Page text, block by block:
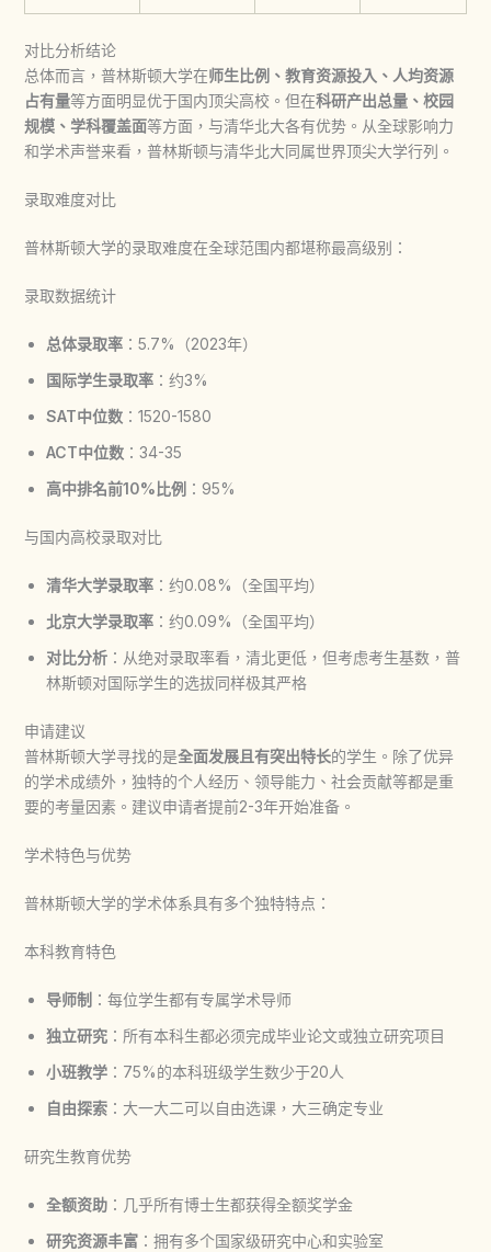
对比分析结论
总体而言，普林斯顿大学在师生比例、教育资源投入、人均资源
占有量等方面明显优于国内顶尖高校。但在科研产出总量、校园
规模、学科覆盖面等方面，与清华北大各有优势。从全球影响力
和学术声誉来看，普林斯顿与清华北大同属世界顶尖大学行列。
录取难度对比
普林斯顿大学的录取难度在全球范围内都堪称最高级别：
录取数据统计
总体录取率：5.7%（2023年）
国际学生录取率：约3%
SAT中位数：1520-1580
ACT中位数：34-35
高中排名前10%比例 ：95%
与国内高校录取对比
清华大学录取率：约0.08%（全国平均）
北京大学录取率：约0.09%（全国平均）
对比分析：从绝对录取率看，清北更低，但考虑考生基数，普
林斯顿对国际学生的选拔同样极其严格
申请建议
普林斯顿大学寻找的是全面发展且有突出特长的学生。除了优异
的学术成绩外，独特的个人经历、领导能力、社会贡献等都是重
要的考量因素。建议申请者提前2-3年开始准备。
学术特色与优势
普林斯顿大学的学术体系具有多个独特特点：
本科教育特色
导师制 ：每位学生都有专属学术导师
独立研究：所有本科生都必须完成毕业论文或独立研究项目
小班教学：75%的本科班级学生数少于20人
自由探索：大一大二可以自由选课，大三确定专业
研究生教育优势
全额资助：几乎所有博士生都获得全额奖学金
研究资源丰富：拥有多个国家级研究中心和实验室